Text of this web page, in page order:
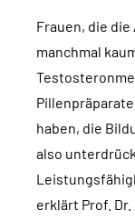
Frauen, die
manchmal
haben, die
also
erklärt Prof.